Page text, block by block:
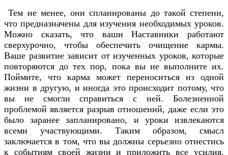
Тем не менее, они спланированы до такой степени,
что предназначены для изучения необходимых уроков.
Можно сказать, что ваши Наставники работают
сверхурочно, чтобы обеспечить очищение кармы.
Ваше развитие зависит от изученных уроков, которые
повторяются до тех пор, пока вы не выполните их.
Поймите, что карма может переноситься из одной
жизни в другую, и иногда это происходит потому, что
вы не смогли справиться с ней. Болезненной
проблемой является разрыв отношений, даже если это
было заранее запланировано, и уроки извлекаются
всеми участвующими. Таким образом, смысл
заключается в том, что вы должны серьезно отнестись
к событиям своей жизни и приложить все усилия,